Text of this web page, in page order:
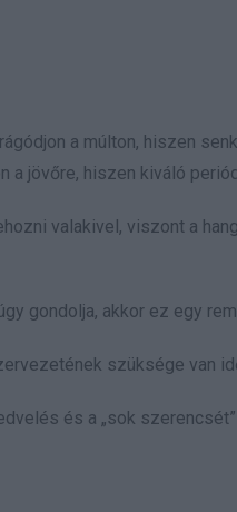
a múlton, hiszen
a jövőre, hiszen kiváló
valakivel, viszont a
gondolja, akkor ez egy
szüksége van
és a „sok